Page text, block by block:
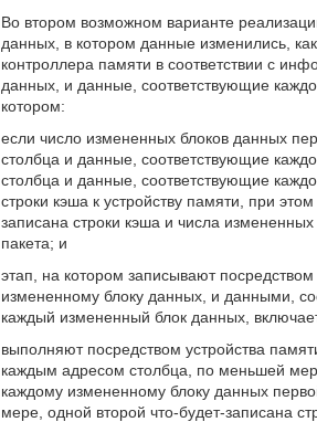
Во втором возможном варианте
данных, в котором данные изменились,
контроллера памяти в соответствии с
данных, и данные, соответствующие
котором:
если число измененных блоков данных
столбца и данные, соответствующие
столбца и данные, соответствующие
строки кэша к устройству памяти, при
записана строки кэша и числа
пакета; и
этап, на котором записывают
измененному блоку данных, и данными,
каждый измененный блок данных,
выполняют посредством устройства
каждым адресом столбца, по меньшей
каждому измененному блоку данных
мере, одной второй что-будет-записана